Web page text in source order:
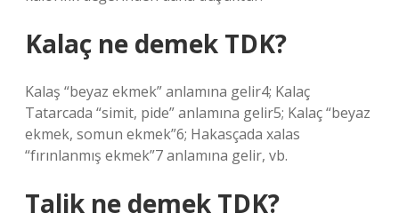
Kalaç ne demek TDK?
Kalaş “beyaz ekmek” anlamına gelir4; Kalaç
Tatarcada “simit, pide” anlamına gelir5; Kalaç “beyaz
ekmek, somun ekmek”6; Hakasçada xalas
“fırınlanmış ekmek”7 anlamına gelir, vb.
Talik ne demek TDK?